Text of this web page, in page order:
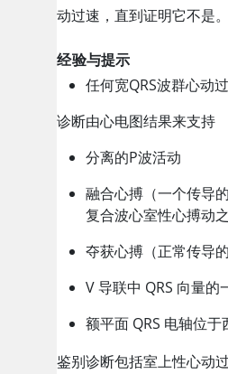
动过速，直到证明它不是。
经验与提示
任何宽QRS波群心动
诊断由心电图结果来支持
分离的P波活动
融合心搏（一个传导
复合波心室性心搏动之
夺获心搏（正常传导
V 导联中 QRS 向量
额平面 QRS 电轴位于
鉴别诊断包括室上性心动